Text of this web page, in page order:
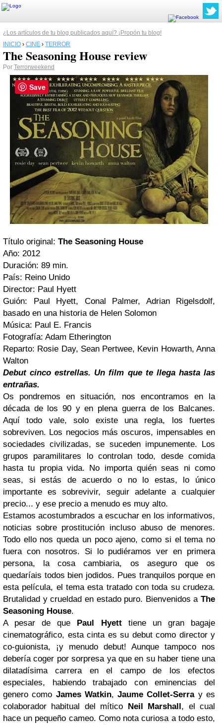
¿Los artículos de tu blog publicados aquí? ¡Propón tu blog!
INICIO › CINE › TERROR
The Seasoning House review
Por Terrorweekend
Título original: The Seasoning House
Año: 2012
Duración: 89 min.
País: Reino Unido
Director: Paul Hyett
Guión: Paul Hyett, Conal Palmer, Adrian Rigelsdolf,
basado en una historia de Helen Solomon
Música: Paul E. Francis
Fotografía: Adam Etherington
Reparto: Rosie Day, Sean Pertwee, Kevin Howarth, Anna
Walton
Debut cinco estrellas. Un film que te llega hasta las
entrañas.
Os pondremos en situación, nos encontramos en la
década de los 90 y en plena guerra de los Balcanes.
Aquí todo vale, solo existe una regla, los fuertes
sobreviven. Los negocios más oscuros, impensables en
sociedades civilizadas, se suceden impunemente. Los
grupos paramilitares lo controlan todo, desde comida
hasta tu propia vida. No importa quién seas ni como
seas, si estás de acuerdo o no lo estas, lo único
importante es sobrevivir, seguir adelante a cualquier
precio... y ese precio a menudo es muy alto.
Estamos acostumbrados a escuchar en los informativos,
noticias sobre prostitución incluso abuso de menores.
Todo ello nos queda un poco ajeno, como si el tema no
fuera con nosotros. Si lo pudiéramos ver en primera
persona, la cosa cambiaria, os aseguro que os
quedaríais todos bien jodidos. Pues tranquilos porque en
esta película, el tema esta tratado con toda su crudeza.
Brutalidad y crueldad en estado puro. Bienvenidos a The
Seasoning House.
A pesar de que Paul Hyetttiene un gran bagaje
cinematográfico, esta cinta es su debut como director y
co-guionista, ¡y menudo debut! Aunque tampoco nos
debería coger por sorpresa ya que en su haber tiene una
dilatadísima carrera en el campo de los efectos
especiales, habiendo trabajado con eminencias del
genero como James Watkin,Jaume Collet-Serray es
colaborador habitual del mítico Neil Marshall, el cual
hace un pequeño cameo. Como nota curiosa a todo esto,
Save